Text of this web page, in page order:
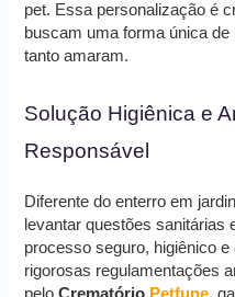
pet. Essa personalização é
buscam uma forma única
tanto amaram.
Solução Higiênica e
Responsável
Diferente do enterro em
levantar questões sanitárias
processo seguro, higiênico
rigorosas regulamentações
peloCrematório Petfune,